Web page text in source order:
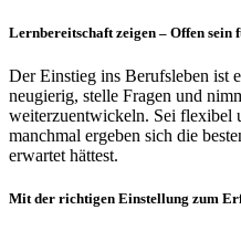
Lernbereitschaft zeigen – Offen sein
Der Einstieg ins Berufsleben ist
neugierig, stelle Fragen und
weiterzuentwickeln. Sei flexibel
manchmal ergeben sich die
erwartet hättest.
Mit der richtigen Einstellung zum